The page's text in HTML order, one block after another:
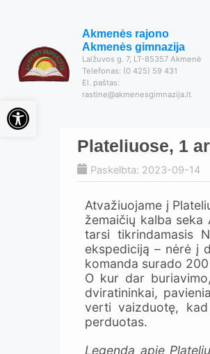
Akmenės rajono
Akmenės gimnazija
Laižuvos g. 7, LT-85357 Akmenė
Telefonas: (0 425) 59 431
El. paštas:
rastine@akmenesgimnazija.lt
Plateliuose, 1
Paskelbta: 2023-09-14
Atvažiuojame į
žemaičių kalba seka
tarsi tikrindamasis
ekspediciją – nėrė į
komanda surado
O kur dar
dviratininkai,
verti vaizduotę,
perduotas.
Legenda apie
Open toolbar